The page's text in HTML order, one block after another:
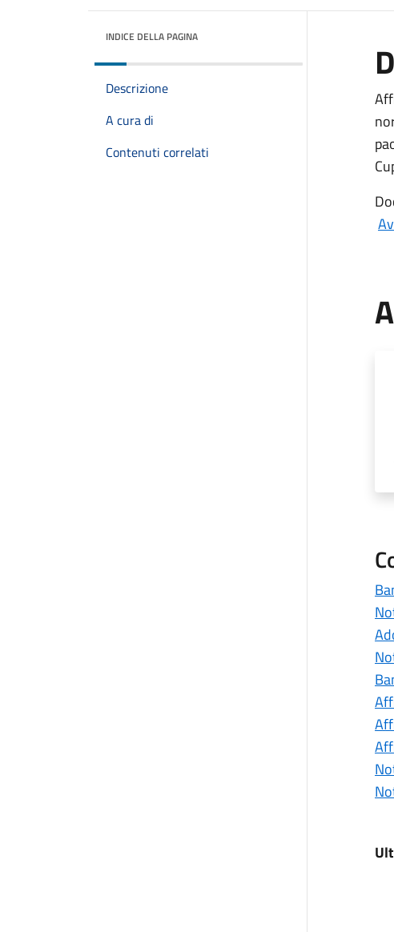
INDICE DELLA PAGINA
Descrizione
A cura di
Contenuti correlati